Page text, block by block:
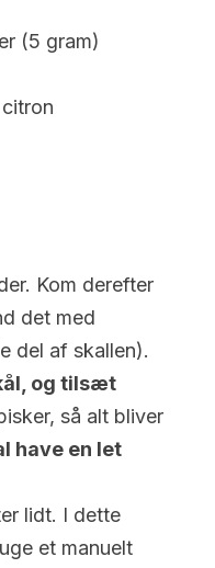
(5 gram)
Kom derefter
det med
del af skallen).
og tilsæt
så alt bliver
have en let
lidt. I dette
et manuelt